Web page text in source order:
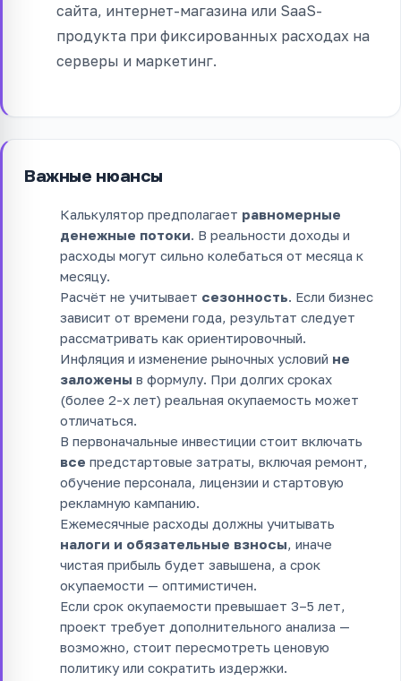
сайта, интернет-магазина или SaaS-
продукта при фиксированных расходах на
серверы и маркетинг.
Важные нюансы
Калькулятор предполагает равномерные
денежные потоки. В реальности доходы и
расходы могут сильно колебаться от месяца к
месяцу.
Расчёт не учитывает сезонность. Если бизнес
зависит от времени года, результат следует
рассматривать как ориентировочный.
Инфляция и изменение рыночных условий не
заложены в формулу. При долгих сроках
(более 2-х лет) реальная окупаемость может
отличаться.
В первоначальные инвестиции стоит включать
все предстартовые затраты, включая ремонт,
обучение персонала, лицензии и стартовую
рекламную кампанию.
Ежемесячные расходы должны учитывать
налоги и обязательные взносы, иначе
чистая прибыль будет завышена, а срок
окупаемости — оптимистичен.
Если срок окупаемости превышает 3–5 лет,
проект требует дополнительного анализа —
возможно, стоит пересмотреть ценовую
политику или сократить издержки.